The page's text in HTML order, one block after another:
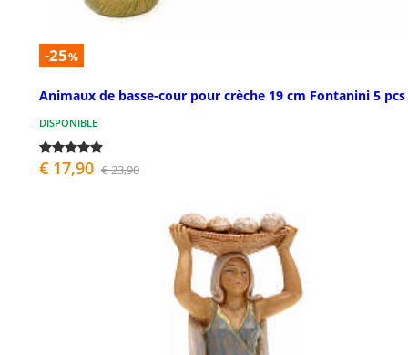
-25%
Animaux de basse-cour pour crèche 19 cm Fontanini 5 pcs
DISPONIBLE
€ 17,90 € 23,90